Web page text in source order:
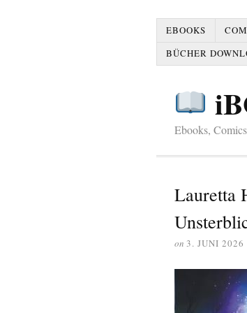
EBOOKS
BÜCHER
Ebooks,
Lauretta
on 3. JUNI 2026